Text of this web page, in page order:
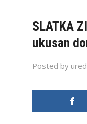
SLATKA
ukusan
Posted by